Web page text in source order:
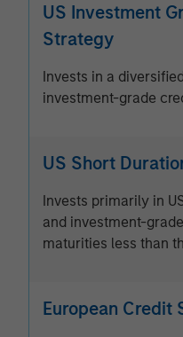
US Investment
Strategy
Invests in a
investment-grade
US Short
Invests primarily in
and investment-
maturities less than
European Credit